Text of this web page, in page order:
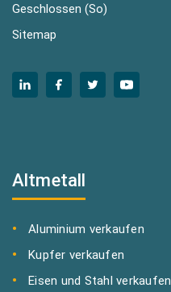
Geschlossen (So)
Sitemap
Altmetall
Aluminium verkaufen
Kupfer verkaufen
Eisen und Stahl verkaufen